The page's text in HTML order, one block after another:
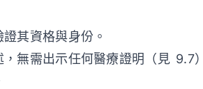
其資格與身份。
無需出示任何醫療證明（見 9.7